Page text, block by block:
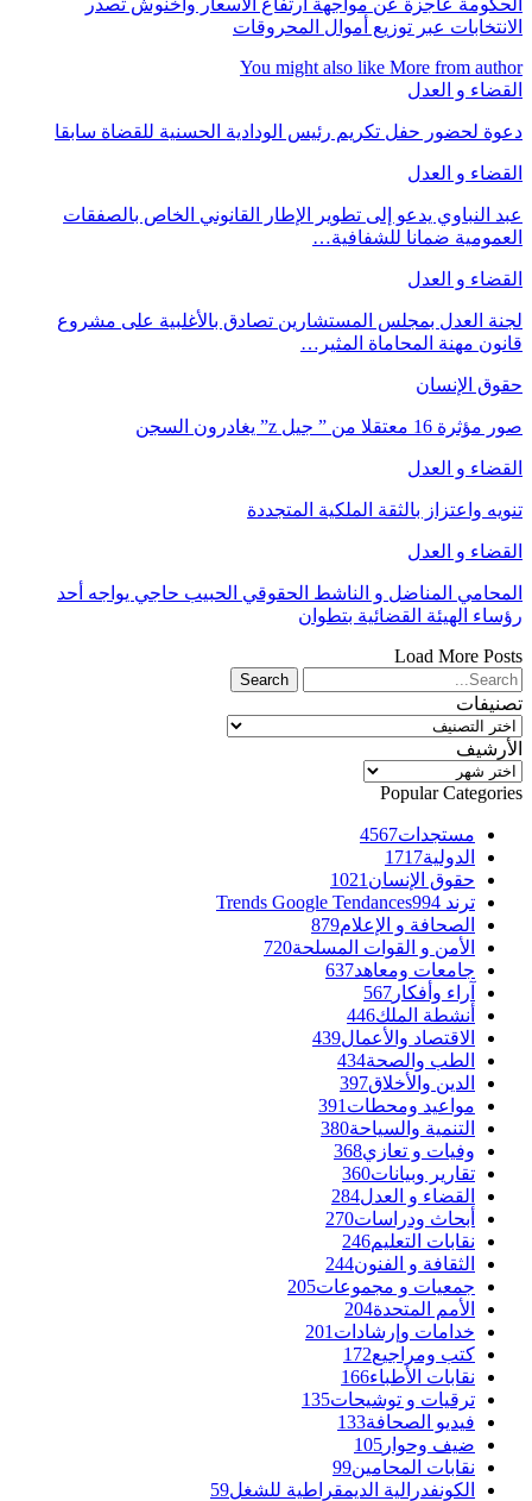
الانتخابات عبر توزيع أموال المحروقات
You might also like More from author
القضاء و العدل
دعوة لحضور حفل تكريم رئيس الودادية الحسنية للقضاة سابقا
القضاء و العدل
عبد النباوي يدعو إلى تطوير الإطار القانوني الخاص بالصفقات
العمومية ضمانا للشفافية…
القضاء و العدل
لجنة العدل بمجلس المستشارين تصادق بالأغلبية على مشروع
قانون مهنة المحاماة المثير…
حقوق الإنسان
صور مؤثرة 16 معتقلا من ” جيل z” يغادرون السجن
القضاء و العدل
تنويه واعتزاز بالثقة الملكية المتجددة
القضاء و العدل
المحامي المناضل و الناشط الحقوقي الحبيب حاجي يواجه أحد
رؤساء الهيئة القضائية بتطوان
Load More Posts
تصنيفات
تصنيفات
الأرشيف
الأرشيف
Popular Categories
مستجدات4567
الدولية1717
حقوق الإنسان 1021
ترند Trends Google Tendances 994
الصحافة و الإعلام879
الأمن و القوات المسلحة720
جامعات ومعاهد637
آراء وأفكار 567
أنشطة الملك446
الاقتصاد والأعمال439
الطب والصحة434
الدين والأخلاق397
مواعيد ومحطات 391
التنمية والسياحة380
وفيات و تعازي368
تقارير وبيانات360
القضاء و العدل284
أبحاث ودراسات270
نقابات التعليم246
الثقافة و الفنون244
جمعيات و مجموعات205
الأمم المتحدة204
خدامات وإرشادات 201
كتب ومراجيع172
نقابات الأطباء166
ترقيات و توشيحات135
فيديو الصحافة133
ضيف وحوار 105
نقابات المحامين99
الكونفدرالية الديمقراطية للشغل59